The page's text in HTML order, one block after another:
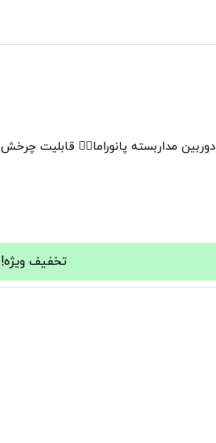
دوربین مداربسته پانوراما👈🏻 قابلیت چرخش 360°و سازگار با اندروید و ios
تخفیف ویژه!